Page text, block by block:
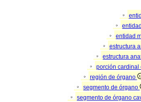
entidad
estructura
estructura
porción
región de órgano
segmento de órgano
segmento de órgano